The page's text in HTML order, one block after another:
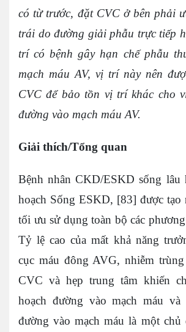
có từ trước, đặt CVC ở bên phải
trái do đường giải phẫu trực tiếp
trí có bệnh gây hạn chế phẫu
mạch máu AV, vị trí này nên
CVC để bảo tồn vị trí khác cho
đường vào mạch máu AV.
Giải thích/Tổng quan
Bệnh nhân CKD/ESKD sống
hoạch Sống ESKD, [83] được tạo
tối ưu sử dụng toàn bộ các
Tỷ lệ cao của mất khả năng
cục máu đông AVG, nhiễm
CVC và hẹp trung tâm khiến
hoạch đường vào mạch máu
đường vào mạch máu là một chủ